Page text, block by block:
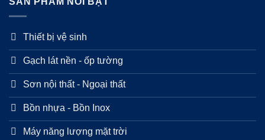
Thiết bị vệ sinh
Gạch lát nền - ốp tường
Sơn nội thất - Ngoại thất
Bồn nhựa - Bồn Inox
Máy năng lượng mặt trời